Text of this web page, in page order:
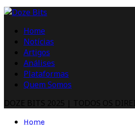
Home
Notícias
Artigos
Análises
Plataformas
Quem Somos
DOZE BITS 2025 | TODOS OS
Home